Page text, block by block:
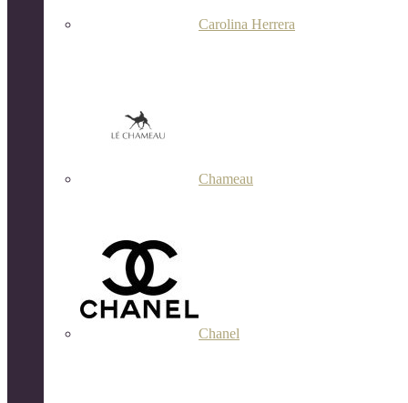
Carolina Herrera
Chameau
Chanel